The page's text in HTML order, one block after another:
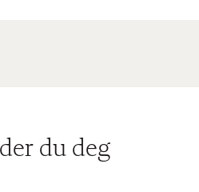
du deg